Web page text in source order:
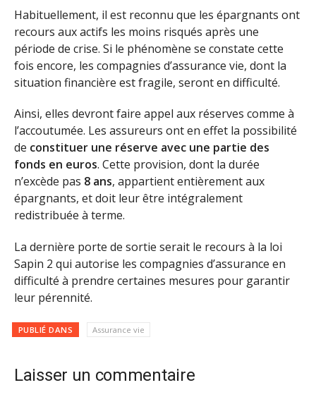
Habituellement, il est reconnu que les épargnants ont
recours aux actifs les moins risqués après une
période de crise. Si le phénomène se constate cette
fois encore, les compagnies d’assurance vie, dont la
situation financière est fragile, seront en difficulté.
Ainsi, elles devront faire appel aux réserves comme à
l’accoutumée. Les assureurs ont en effet la possibilité
de constituer une réserve avec une partie des
fonds en euros. Cette provision, dont la durée
n’excède pas 8 ans, appartient entièrement aux
épargnants, et doit leur être intégralement
redistribuée à terme.
La dernière porte de sortie serait le recours à la loi
Sapin 2 qui autorise les compagnies d’assurance en
difficulté à prendre certaines mesures pour garantir
leur pérennité.
PUBLIÉ DANS Assurance vie
Laisser un commentaire